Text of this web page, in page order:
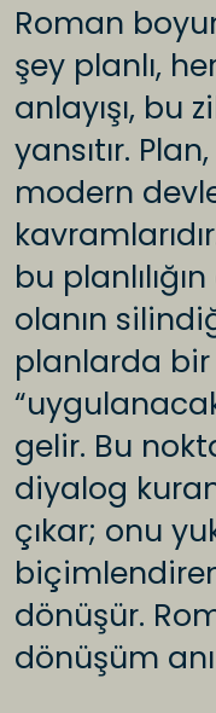
Roman
şey planlı,
anlayışı, bu
yansıtır.
modern
bu
olanın
planlarda bir
gelir. Bu
diyalog
çıkar; onu
dönüşür.
dönüşüm